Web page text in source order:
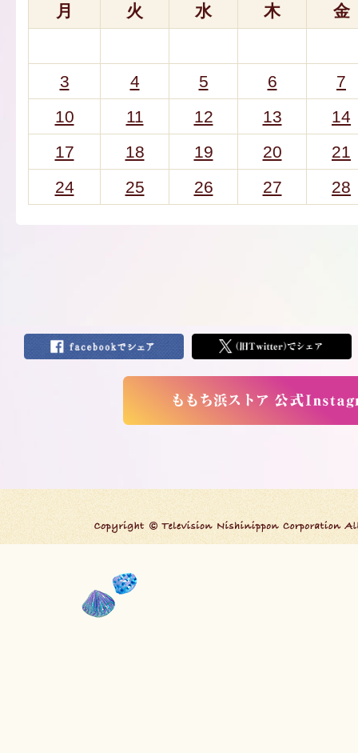
月 火 水 木 金
3 4 5 6
7
10
11 12 13
14
17
18 19 20
21
24
25 26 27 28